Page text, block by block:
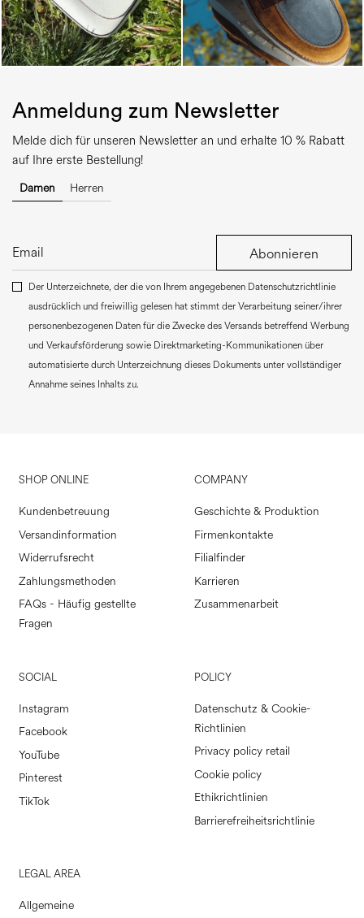
Anmeldung zum Newsletter
Melde dich für unseren Newsletter an und erhalte 10 % Rabatt
auf Ihre erste Bestellung!
Damen Herren
Abonnieren
Der Unterzeichnete, der die von Ihrem angegebenen Datenschutzrichtlinie
ausdrücklich und freiwillig gelesen hat stimmt der Verarbeitung seiner/ihrer
personenbezogenen Daten für die Zwecke des Versands betreffend Werbung
und Verkaufsförderung sowie Direktmarketing-Kommunikationen über
automatisierte durch Unterzeichnung dieses Dokuments unter vollständiger
Annahme seines Inhalts zu.
SHOP ONLINE
Kundenbetreuung
Versandinformation
Widerrufsrecht
Zahlungsmethoden
FAQs - Häufig gestellte
Fragen
COMPANY
Geschichte & Produktion
Firmenkontakte
Filialfinder
Karrieren
Zusammenarbeit
SOCIAL
Instagram
Facebook
YouTube
Pinterest
TikTok
POLICY
Datenschutz & Cookie-
Richtlinien
Privacy policy retail
Cookie policy
Ethikrichtlinien
Barrierefreiheitsrichtlinie
LEGAL AREA
Allgemeine